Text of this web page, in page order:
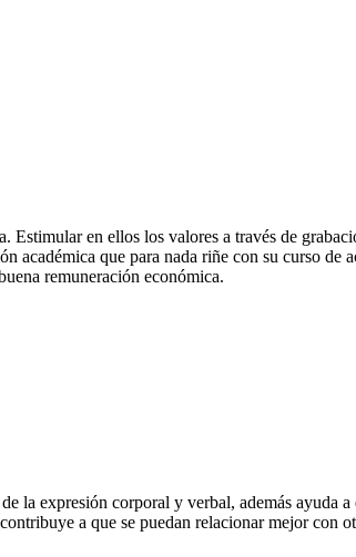
en ellos los valores a través de
académica que para nada riñe con su curso
remuneración económica.
la expresión corporal y verbal, además ayuda
a que se puedan relacionar mejor con